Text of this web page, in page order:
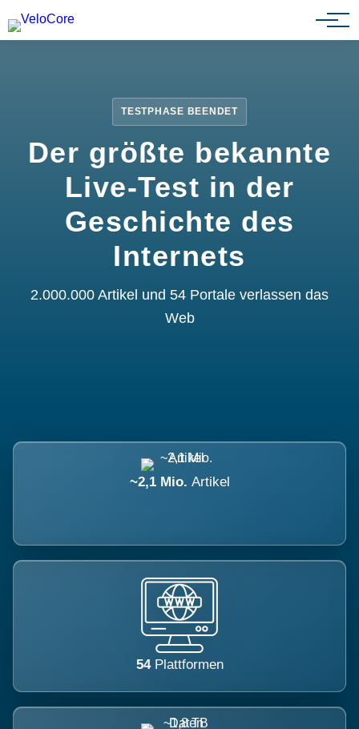
Partnerprogramm
TESTPHASE BEENDET
Der größte bekannte
Live-Test in der
Geschichte des
Internets
2.000.000 Artikel und 54 Portale verlassen das
Web
~2,1 Mio. Artikel
54 Plattformen